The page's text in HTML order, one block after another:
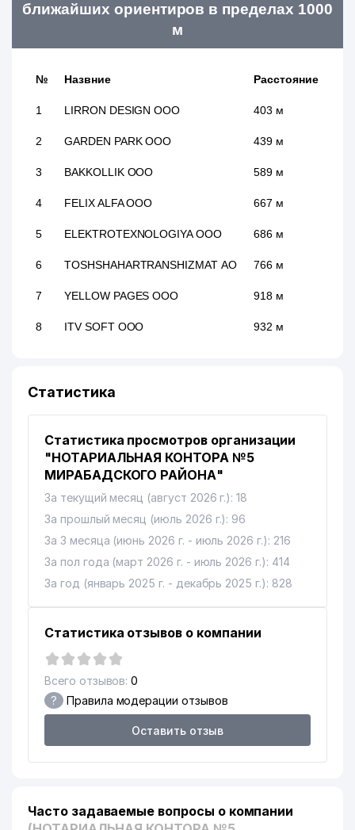
ближайших ориентиров в пределах 1000
м
№ Назвние Расстояние
1 LIRRON DESIGN ООО 403 м
2 GARDEN PARK ООО 439 м
3 BAKKOLLIK ООО 589 м
4 FELIX ALFA ООО 667 м
5 ELEKTROTEXNOLOGIYA ООО 686 м
6 TOSHSHAHARTRANSHIZMAT АО 766 м
7 YELLOW PAGES ООО 918 м
8 ITV SOFT ООО 932 м
Статистика
Статистика просмотров организации
"НОТАРИАЛЬНАЯ КОНТОРА №5
МИРАБАДСКОГО РАЙОНА"
За текущий месяц (август 2026 г.): 18
За прошлый месяц (июль 2026 г.): 96
За 3 месяца (июнь 2026 г. - июль 2026 г.): 216
За пол года (март 2026 г. - июль 2026 г.): 414
За год (январь 2025 г. - декабрь 2025 г.): 828
Статистика отзывов о компании
Всего отзывов: 0
? Правила модерации отзывов
Оставить отзыв
Часто задаваемые вопросы о компании